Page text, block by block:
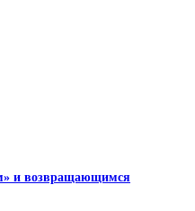
и возвращающимся